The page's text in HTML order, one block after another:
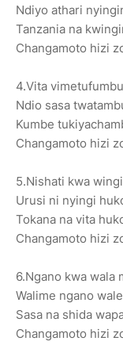
Ndiyo athari
Tanzania na
Changamoto hizi
4.Vita
Ndio sasa
Kumbe
Changamoto hizi
5.Nishati kwa
Urusi ni nyingi
Tokana na vita
Changamoto hizi
6.Ngano kwa wala
Walime ngano
Sasa na shida
Changamoto hizi